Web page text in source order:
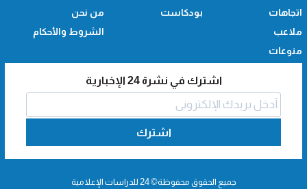
اتجاهات
ملاعب
منوعات
بودكاست
من نحن
الشروط والأحكام
اشترك في نشرة 24 الإخبارية
اشترك
جميع الحقوق محفوظة© 24 للدراسات الإعلامية